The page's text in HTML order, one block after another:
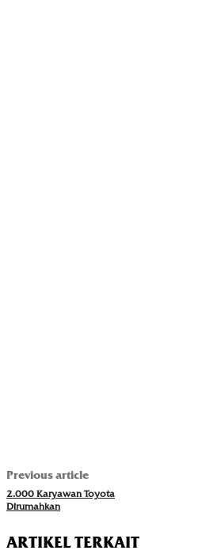
Previous article
2.000 Karyawan Toyota
Dirumahkan
ARTIKEL TERKAIT